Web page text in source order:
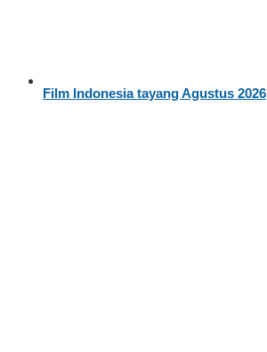
Film Indonesia tayang Agustus 2026